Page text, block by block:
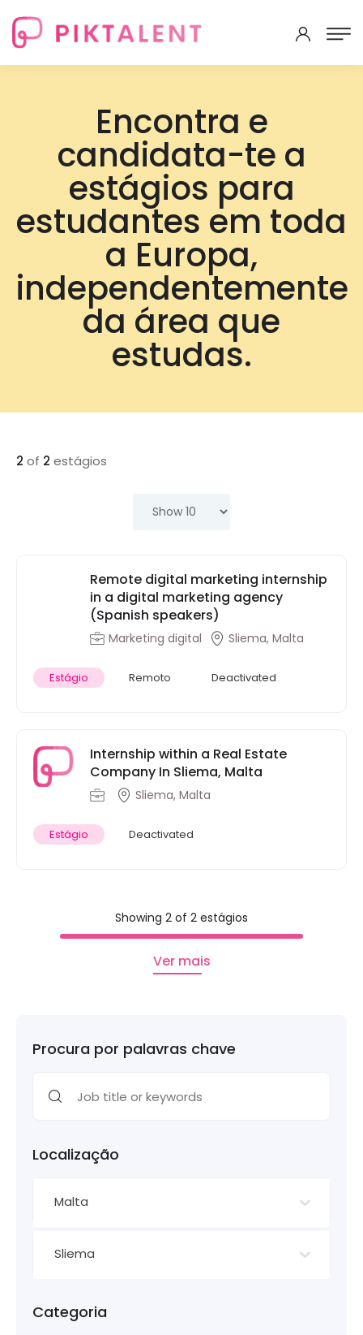
Encontra e
candidata-te a
estágios para
estudantes em toda
a Europa,
independentemente
da área que
estudas.
Procura por palavras chave
Localização
Malta
Sliema
Categoria
2 of 2 estágios
Remote digital marketing internship
in a digital marketing agency
(Spanish speakers)
Marketing digital Sliema, Malta
Estágio Remoto Deactivated
Internship within a Real Estate
Company In Sliema, Malta
Sliema, Malta
Estágio Deactivated
Showing 2 of 2 estágios
Ver mais